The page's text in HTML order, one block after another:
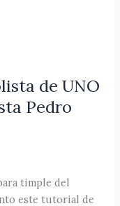
de UNO
Pedro
timple del
este tutorial de